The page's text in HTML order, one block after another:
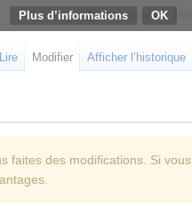
Plus d’informations
faites des modifications. Si vous
Non connecté
Lire Modifier Afficher l’historique